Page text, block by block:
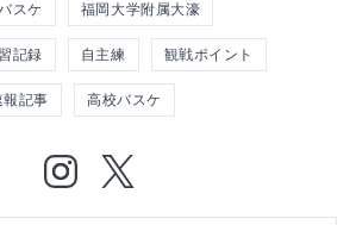
スケ 福岡大学附属大濠
記録 自主練 観戦ポイント
報記事 高校バスケ